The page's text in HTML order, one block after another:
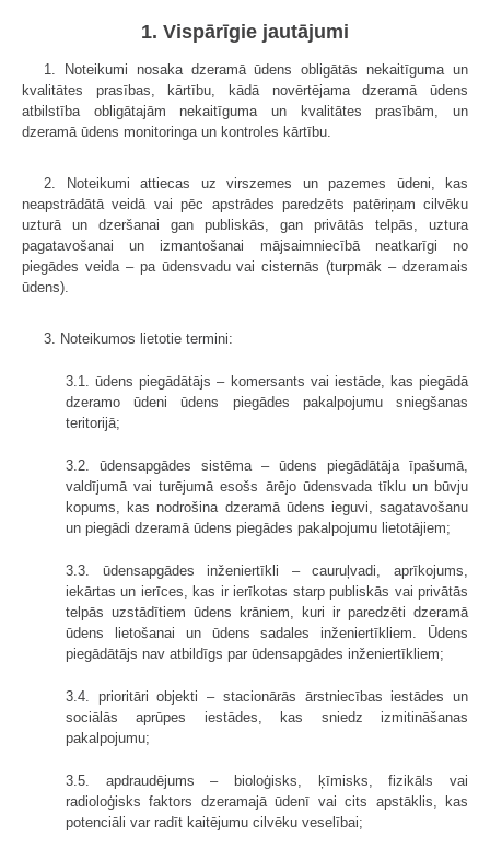
1. Vispārīgie jautājumi
1. Noteikumi nosaka dzeramā ūdens obligātās nekaitīguma un
kvalitātes prasības, kārtību, kādā novērtējama dzeramā ūdens
atbilstība obligātajām nekaitīguma un kvalitātes prasībām, un
dzeramā ūdens monitoringa un kontroles kārtību.
2. Noteikumi attiecas uz virszemes un pazemes ūdeni, kas
neapstrādātā veidā vai pēc apstrādes paredzēts patēriņam cilvēku
uzturā un dzeršanai gan publiskās, gan privātās telpās, uztura
pagatavošanai un izmantošanai mājsaimniecībā neatkarīgi no
piegādes veida – pa ūdensvadu vai cisternās (turpmāk – dzeramais
ūdens).
3. Noteikumos lietotie termini:
3.1. ūdens piegādātājs – komersants vai iestāde, kas piegādā
dzeramo ūdeni ūdens piegādes pakalpojumu sniegšanas
teritorijā;
3.2. ūdensapgādes sistēma – ūdens piegādātāja īpašumā,
valdījumā vai turējumā esošs ārējo ūdensvada tīklu un būvju
kopums, kas nodrošina dzeramā ūdens ieguvi, sagatavošanu
un piegādi dzeramā ūdens piegādes pakalpojumu lietotājiem;
3.3. ūdensapgādes inženiertīkli – cauruļvadi, aprīkojums,
iekārtas un ierīces, kas ir ierīkotas starp publiskās vai privātās
telpās uzstādītiem ūdens krāniem, kuri ir paredzēti dzeramā
ūdens lietošanai un ūdens sadales inženiertīkliem. Ūdens
piegādātājs nav atbildīgs par ūdensapgādes inženiertīkliem;
3.4. prioritāri objekti – stacionārās ārstniecības iestādes un
sociālās aprūpes iestādes, kas sniedz izmitināšanas
pakalpojumu;
3.5. apdraudējums – bioloģisks, ķīmisks, fizikāls vai
radioloģisks faktors dzeramajā ūdenī vai cits apstāklis, kas
potenciāli var radīt kaitējumu cilvēku veselībai;